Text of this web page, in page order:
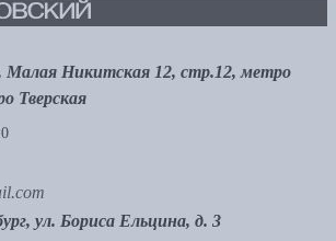
Малая Никитская 12, стр.12, метро
Тверская
ул. Бориса Ельцина, д. 3